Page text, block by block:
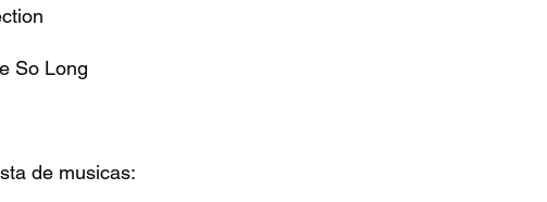
So Long
de musicas: